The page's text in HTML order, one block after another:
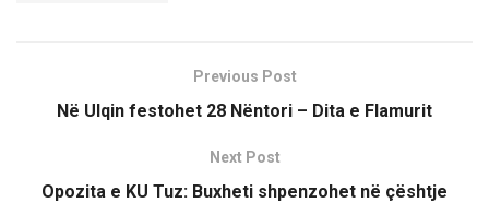
Previous Post
Në Ulqin festohet 28 Nëntori – Dita e Flamurit
Next Post
Opozita e KU Tuz: Buxheti shpenzohet në çështje